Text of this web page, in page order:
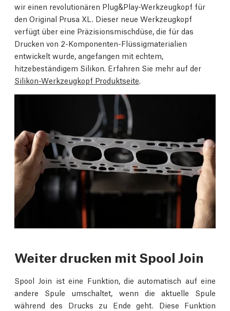
wir einen revolutionären Plug&Play-Werkzeugkopf für
den Original Prusa XL. Dieser neue Werkzeugkopf
verfügt über eine Präzisionsmischdüse, die für das
Drucken von 2-Komponenten-Flüssigmaterialien
entwickelt wurde, angefangen mit echtem,
hitzebeständigem Silikon. Erfahren Sie mehr auf der
Silikon-Werkzeugkopf Produktseite.
Weiter drucken mit Spool Join
Spool Join ist eine Funktion, die automatisch auf eine
andere Spule umschaltet, wenn die aktuelle Spule
während des Drucks zu Ende geht. Diese Funktion